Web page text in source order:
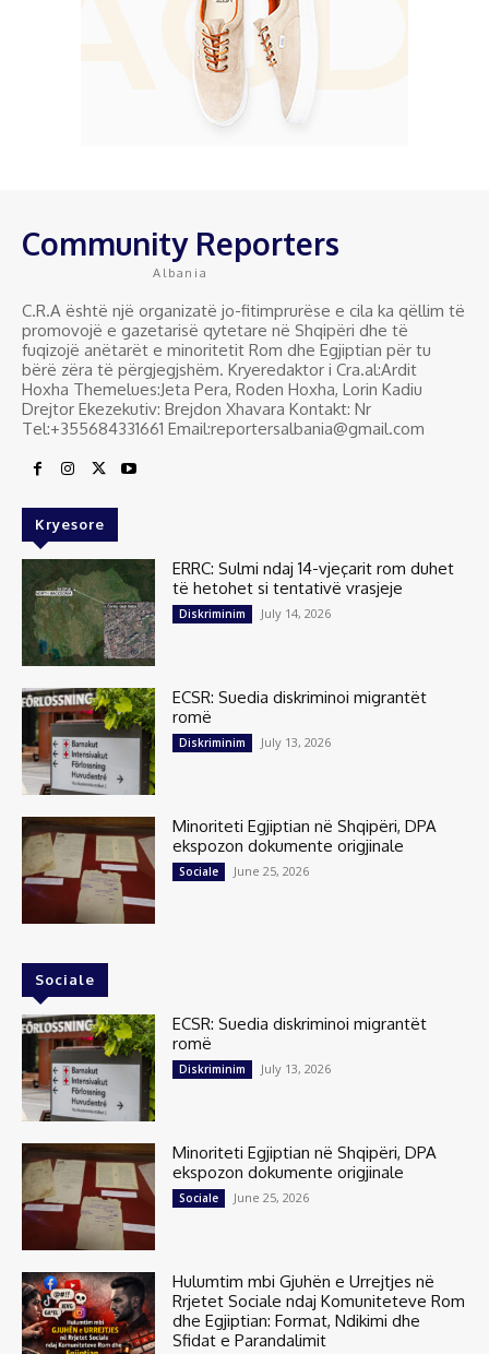
Community Reporters
Albania
C.R.A është një organizatë jo-fitimprurëse e cila ka qëllim të
promovojë e gazetarisë qytetare në Shqipëri dhe të
fuqizojë anëtarët e minoritetit Rom dhe Egjiptian për tu
bërë zëra të përgjegjshëm. Kryeredaktor i Cra.al:Ardit
Hoxha Themelues:Jeta Pera, Roden Hoxha, Lorin Kadiu
Drejtor Ekezekutiv: Brejdon Xhavara Kontakt: Nr
Tel:+355684331661 Email:reportersalbania@gmail.com
Kryesore
ERRC: Sulmi ndaj 14-vjeçarit rom duhet
të hetohet si tentativë vrasjeje
Diskriminim July 14, 2026
ECSR: Suedia diskriminoi migrantët
romë
Diskriminim July 13, 2026
Minoriteti Egjiptian në Shqipëri, DPA
ekspozon dokumente origjinale
Sociale June 25, 2026
Sociale
ECSR: Suedia diskriminoi migrantët
romë
Diskriminim July 13, 2026
Minoriteti Egjiptian në Shqipëri, DPA
ekspozon dokumente origjinale
Sociale June 25, 2026
Hulumtim mbi Gjuhën e Urrejtjes në
Rrjetet Sociale ndaj Komuniteteve Rom
dhe Egjiptian: Format, Ndikimi dhe
Sfidat e Parandalimit